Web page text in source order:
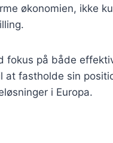
økonomien, ikke
fokus på både
fastholde sin
i Europa.